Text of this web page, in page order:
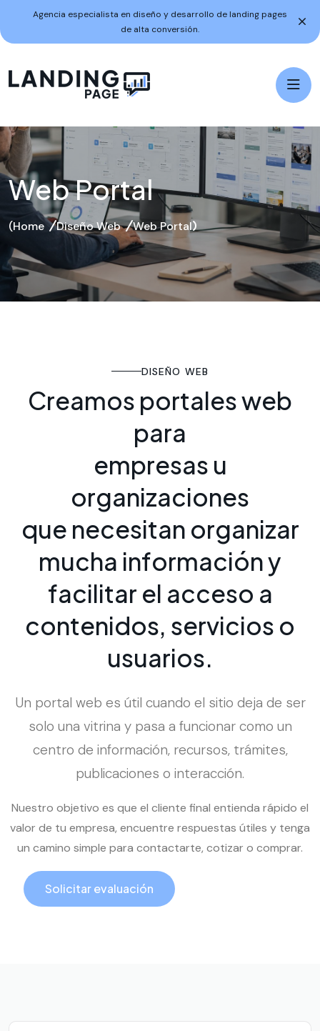
Agencia especialista en diseño y desarrollo de landing pages
de alta conversión.
Web Portal
Home Diseño Web Web Portal
DISEÑO WEB
Creamos portalesweb
para
empresas u
organizaciones
que necesitan organizar
mucha informacióny
facilitar el acceso a
contenidos, servicios o
usuarios.
Un portal web es útil cuando el sitio deja de ser
solo una vitrina y pasa a funcionar como un
centro de información, recursos, trámites,
publicaciones o interacción.
Nuestro objetivo es que el cliente final entienda rápido el
valor de tu empresa, encuentre respuestas útiles y tenga
un camino simple para contactarte, cotizar o comprar.
Solicitar evaluación